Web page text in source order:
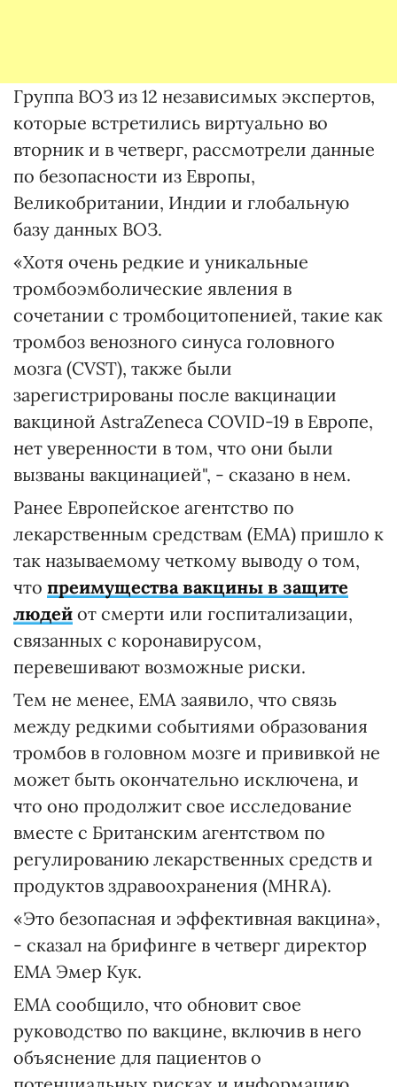
Группа ВОЗ из 12 независимых экспертов,
которые встретились виртуально во
вторник и в четверг, рассмотрели данные
по безопасности из Европы,
Великобритании, Индии и глобальную
базу данных ВОЗ.
«Хотя очень редкие и уникальные
тромбоэмболические явления в
сочетании с тромбоцитопенией, такие как
тромбоз венозного синуса головного
мозга (CVST), также были
зарегистрированы после вакцинации
вакциной AstraZeneca COVID-19 в Европе,
нет уверенности в том, что они были
вызваны вакцинацией", - сказано в нем.
Ранее Европейское агентство по
лекарственным средствам (EMA) пришло к
так называемому четкому выводу о том,
что преимущества вакцины в защите
людей от смерти или госпитализации,
связанных с коронавирусом,
перевешивают возможные риски.
Тем не менее, EMA заявило, что связь
между редкими событиями образования
тромбов в головном мозге и прививкой не
может быть окончательно исключена, и
что оно продолжит свое исследование
вместе с Британским агентством по
регулированию лекарственных средств и
продуктов здравоохранения (MHRA).
«Это безопасная и эффективная вакцина»,
- сказал на брифинге в четверг директор
EMA Эмер Кук.
EMA сообщило, что обновит свое
руководство по вакцине, включив в него
объяснение для пациентов о